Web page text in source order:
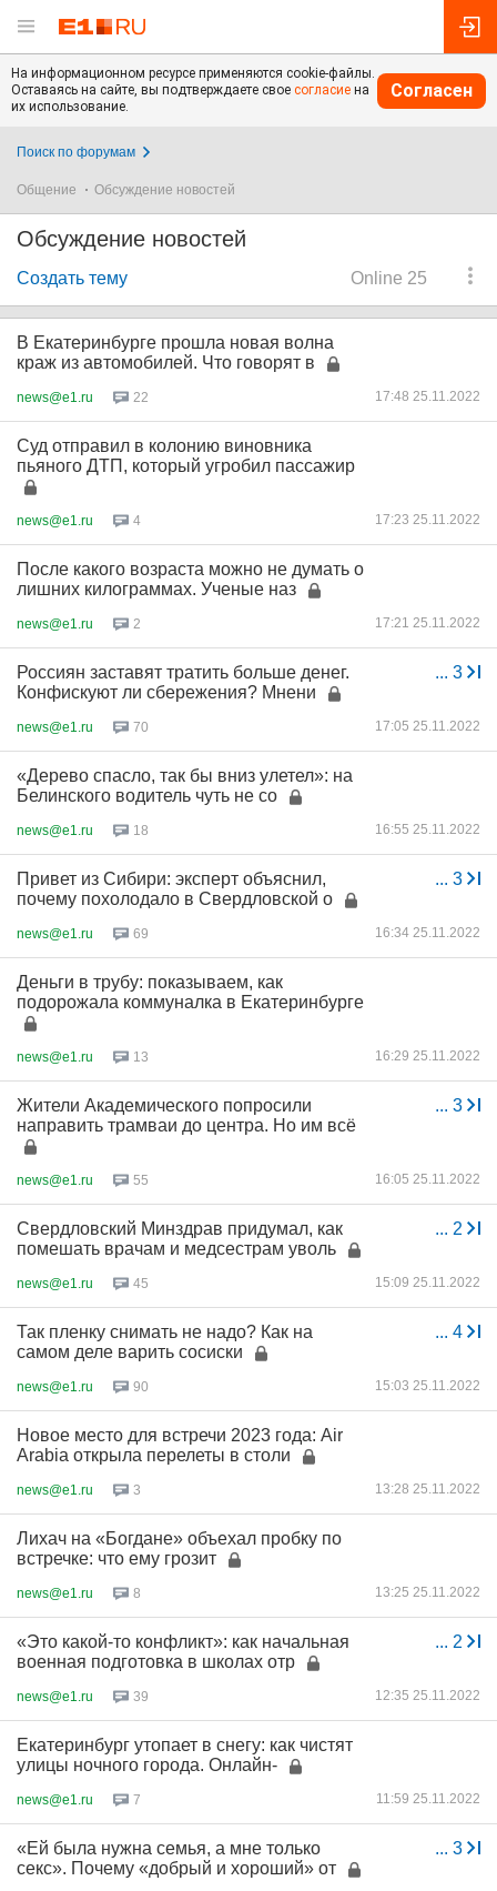
На информационном ресурсе применяются cookie-файлы.
Оставаясь на сайте, вы подтверждаете свое согласие на
их использование.
Согласен
Поиск по форумам
Общение Обсуждение новостей
Обсуждение новостей
Online 25
Создать тему
В Екатеринбурге прошла новая волна
краж из автомобилей. Что говорят в
news@e1.ru 22 17:48 25.11.2022
Суд отправил в колонию виновника
пьяного ДТП, который угробил пассажир
news@e1.ru 4 17:23 25.11.2022
После какого возраста можно не думать о
лишних килограммах. Ученые наз
news@e1.ru 2 17:21 25.11.2022
... 3
Россиян заставят тратить больше денег.
Конфискуют ли сбережения? Мнени
news@e1.ru 70 17:05 25.11.2022
«Дерево спасло, так бы вниз улетел»: на
Белинского водитель чуть не со
news@e1.ru 18 16:55 25.11.2022
... 3
Привет из Сибири: эксперт объяснил,
почему похолодало в Свердловской о
news@e1.ru 69 16:34 25.11.2022
Деньги в трубу: показываем, как
подорожала коммуналка в Екатеринбурге
news@e1.ru 13 16:29 25.11.2022
... 3
Жители Академического попросили
направить трамваи до центра. Но им всё
news@e1.ru 55 16:05 25.11.2022
... 2
Свердловский Минздрав придумал, как
помешать врачам и медсестрам уволь
news@e1.ru 45 15:09 25.11.2022
... 4
Так пленку снимать не надо? Как на
самом деле варить сосиски
news@e1.ru 90 15:03 25.11.2022
Новое место для встречи 2023 года: Air
Arabia открыла перелеты в столи
news@e1.ru 3 13:28 25.11.2022
Лихач на «Богдане» объехал пробку по
встречке: что ему грозит
news@e1.ru 8 13:25 25.11.2022
... 2
«Это какой-то конфликт»: как начальная
военная подготовка в школах отр
news@e1.ru 39 12:35 25.11.2022
Екатеринбург утопает в снегу: как чистят
улицы ночного города. Онлайн-
news@e1.ru 7 11:59 25.11.2022
... 3
«Ей была нужна семья, а мне только
секс». Почему «добрый и хороший» от